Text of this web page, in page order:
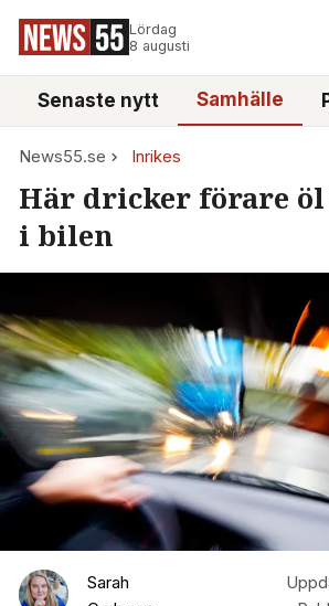
Lördag
8 augusti
Senaste nytt Samhälle
News55.se Inrikes
Här dricker förare
i bilen
Sarah